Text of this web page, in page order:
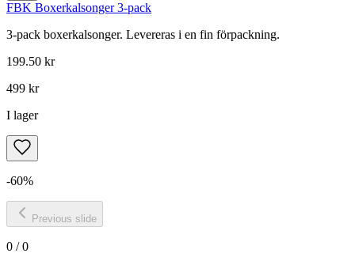
FBK Boxerkalsonger 3-pack
3-pack boxerkalsonger. Levereras i en fin förpackning.
199.50 kr
499 kr
I lager
-60%
Previous slide
0 /0